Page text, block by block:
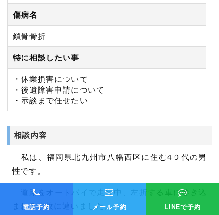
傷病名
鎖骨骨折
特に相談したい事
・休業損害について
・後遺障害申請について
・示談まで任せたい
相談内容
私は、福岡県北九州市八幡西区に住む4０代の男
性です。
道路をオートバイで走行中、左折する車に巻き込
まれる事故に遭いました。
電話予約 メール予約 LINEで予約